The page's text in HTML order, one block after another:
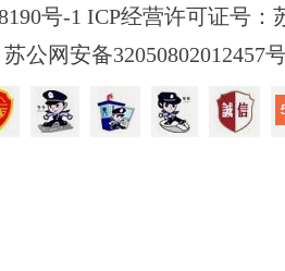
号-1 ICP经营许可证号：
苏公网安备32050802012457